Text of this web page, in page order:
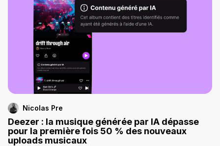
Nicolas Pre
Deezer : la musique générée par IA dépasse
pour la première fois 50 % des nouveaux
uploads musicaux